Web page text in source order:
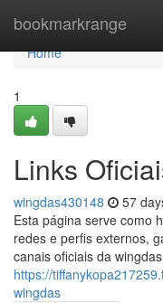
bookmarkrange
Home
Home
1
Links
wingdas430148 57
Esta página serve como
redes e perfis externos,
canais oficiais da
https://
wingdas